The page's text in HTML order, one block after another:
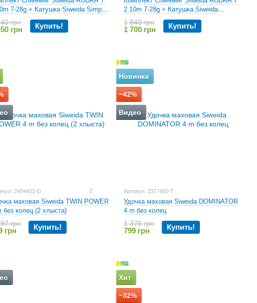
7-28g + Катушка Siweida Simple
грн
грн Купить!
2.10m 7-28g + Катушка Siweida
Dynamic 3000
1 840 грн
1 700 грн Купить!
2404401-D 2
маховая Siweida TWIN POWER
без колец (2 хлыста)
грн
грн Купить!
Новинка
−42%
Видео
Артикул: 2377400-Т
Удочка маховая Siweida DOMINATOR
4 m без колец
1 376 грн
799 грн Купить!
Хит
−32%